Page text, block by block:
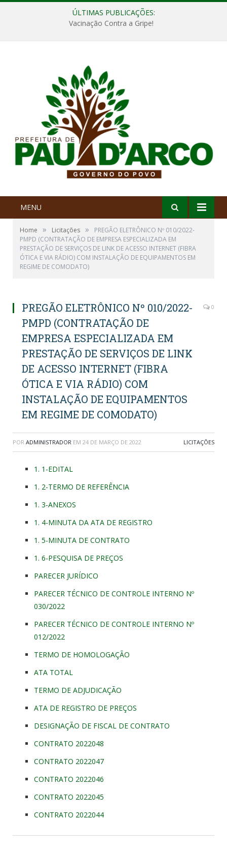
ÚLTIMAS PUBLICAÇÕES:
Vacinação Contra a Gripe!
MENU
Home » Licitações »
PREGÃO ELETRÔNICO Nº 010/2022-
PMPD (CONTRATAÇÃO DE EMPRESA ESPECIALIZADA EM
PRESTAÇÃO DE SERVIÇOS DE LINK DE ACESSO INTERNET (FIBRA
ÓTICA E VIA RÁDIO) COM INSTALAÇÃO DE EQUIPAMENTOS EM
REGIME DE COMODATO)
PREGÃO ELETRÔNICO Nº 010/2022-
PMPD (CONTRATAÇÃO DE
EMPRESA ESPECIALIZADA EM
PRESTAÇÃO DE SERVIÇOS DE LINK
DE ACESSO INTERNET (FIBRA
ÓTICA E VIA RÁDIO) COM
INSTALAÇÃO DE EQUIPAMENTOS
EM REGIME DE COMODATO)
0
POR ADMINISTRADOR EM 24 DE MARÇO DE 2022 LICITAÇÕES
1. 1-EDITAL
1. 2-TERMO DE REFERÊNCIA
1. 3-ANEXOS
1. 4-MINUTA DA ATA DE REGISTRO
1. 5-MINUTA DE CONTRATO
1. 6-PESQUISA DE PREÇOS
PARECER JURÍDICO
PARECER TÉCNICO DE CONTROLE INTERNO Nº
030/2022
PARECER TÉCNICO DE CONTROLE INTERNO Nº
012/2022
TERMO DE HOMOLOGAÇÃO
ATA TOTAL
TERMO DE ADJUDICAÇÃO
ATA DE REGISTRO DE PREÇOS
DESIGNAÇÃO DE FISCAL DE CONTRATO
CONTRATO 2022048
CONTRATO 2022047
CONTRATO 2022046
CONTRATO 2022045
CONTRATO 2022044